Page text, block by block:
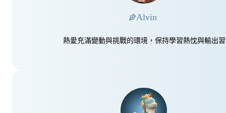
Alvin
熱愛充滿變動與挑戰的環境，保持學習熱忱與輸出